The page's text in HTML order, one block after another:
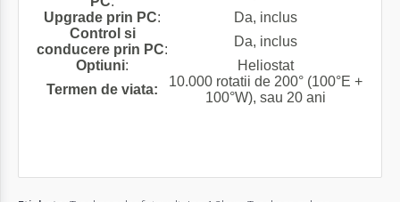
Upgrade prin PC:
Da, inclus
Control si
conducere prin PC:
Da, inclus
Optiuni:
Heliostat
Termen de viata:
10.000 rotatii de 200° (100°E +
100°W), sau 20 ani